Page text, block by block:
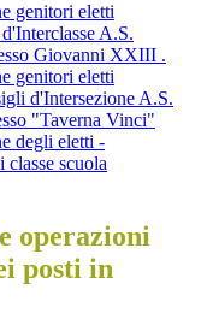
genitori eletti
A.S.
Giovanni XXIII .
genitori eletti
d'Intersezione A.S.
"Taverna Vinci"
degli eletti -
classe scuola
operazioni
posti in